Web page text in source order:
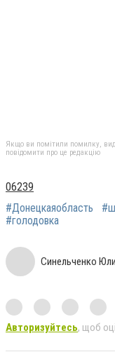
Якщо ви помітили помилку,
повідомити про це редакцію
06239
#Донецкаяобласть
#голодовка
Синельченко
Авторизуйтесь, щоб